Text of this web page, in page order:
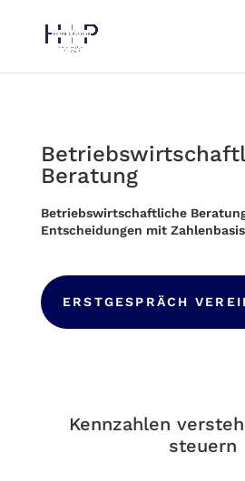
Beratung
Betriebswirtschaftliche
Entscheidungen mit Zahlenbasis
ERSTGESPRÄCH
Kennzahlen
steuern